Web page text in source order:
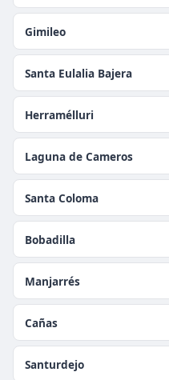
Gimileo
Santa Eulalia Bajera
Herramélluri
Laguna de Cameros
Santa Coloma
Bobadilla
Manjarrés
Cañas
Santurdejo